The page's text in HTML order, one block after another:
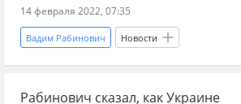
14 февраля 2022, 07:35
Вадим Рабинович Новости
Рабинович сказал, как Украине